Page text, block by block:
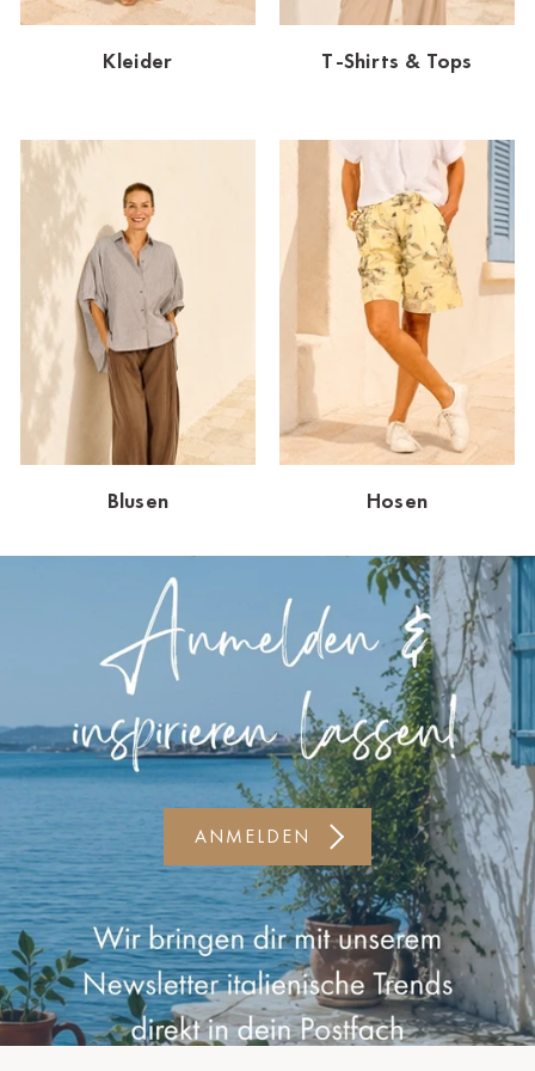
Dornbirn
Dortmund-Hombruch
Essen
HH-AEZ
HH-EEZ
HH-Eppendorf
HH-Hanseviertel
HH-Wandsbek
Hannover
Innsbruck
Kiel-CittiPark
Leipzig
Lindau
Münster
Oldenburg
Potsdam
Rostock
Kleider T-Shirts & Tops
Blusen Hosen
ANMELDEN